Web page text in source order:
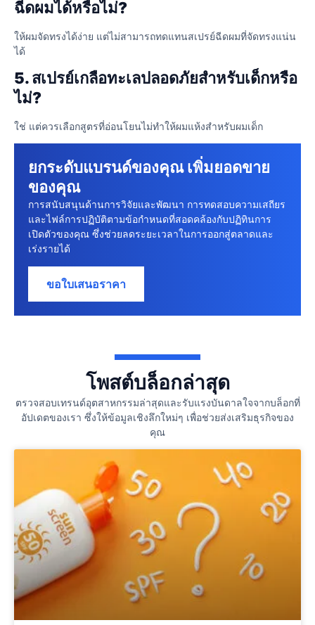
ฉีดผมได้หรือไม่?
ให้ผมจัดทรงได้ง่าย แต่ไม่สามารถทดแทนสเปรย์ฉีดผมที่จัดทรงแน่น
ได้
5. สเปรย์เกลือทะเลปลอดภัยสำหรับเด็กหรือ
ไม่?
ใช่ แต่ควรเลือกสูตรที่อ่อนโยนไม่ทำให้ผมแห้งสำหรับผมเด็ก
ยกระดับแบรนด์ของคุณ เพิ่มยอดขาย
ของคุณ
การสนับสนุนด้านการวิจัยและพัฒนา การทดสอบความเสถียร
และไฟล์การปฏิบัติตามข้อกําหนดที่สอดคล้องกับปฏิทินการ
เปิดตัวของคุณ ซึ่งช่วยลดระยะเวลาในการออกสู่ตลาดและ
เร่งรายได้
ขอใบเสนอราคา
โพสต์บล็อกล่าสุด
ตรวจสอบเทรนด์อุตสาหกรรมล่าสุดและรับแรงบันดาลใจจากบล็อกที่
อัปเดตของเรา ซึ่งให้ข้อมูลเชิงลึกใหม่ๆ เพื่อช่วยส่งเสริมธุรกิจของ
คุณ